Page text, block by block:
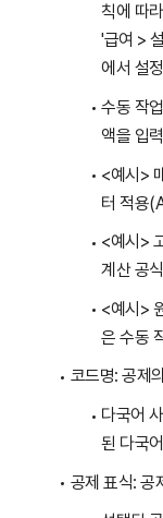
칙에 따
'급여 >
에서 설
수동 작
액을 입
<예시>
터 적용
<예시>
계산 공
<예시>
은 수동
코드명: 공제
다국어
된 다국
공제 표식: 공